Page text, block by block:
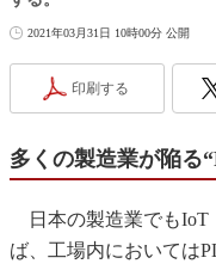
2021年03月31日 10時00分 公開
印刷する
多くの製造業が陥る
日本の製造業でもIoT
ば、工場内においては